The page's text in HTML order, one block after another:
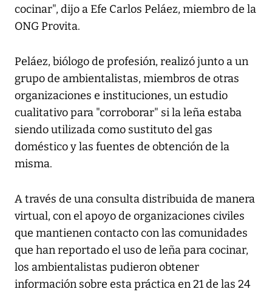
cocinar", dijo a Efe Carlos Peláez, miembro de la
ONG Provita.
Peláez, biólogo de profesión, realizó junto a un
grupo de ambientalistas, miembros de otras
organizaciones e instituciones, un estudio
cualitativo para "corroborar" si la leña estaba
siendo utilizada como sustituto del gas
doméstico y las fuentes de obtención de la
misma.
A través de una consulta distribuida de manera
virtual, con el apoyo de organizaciones civiles
que mantienen contacto con las comunidades
que han reportado el uso de leña para cocinar,
los ambientalistas pudieron obtener
información sobre esta práctica en 21 de las 24